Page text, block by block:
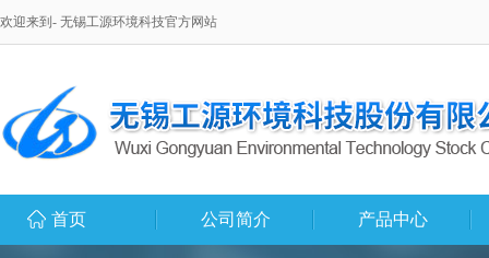
欢迎来到- 无锡工源环境科技官方网站
首页 公司简介 产品中心